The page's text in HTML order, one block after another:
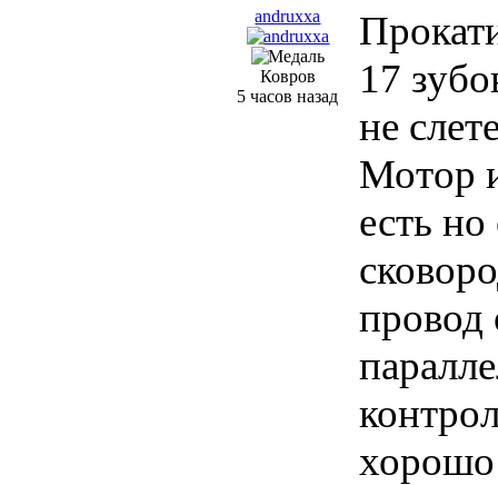
andruxxa
Ковров
5 часов назад
17
не
Мотор
есть
провод